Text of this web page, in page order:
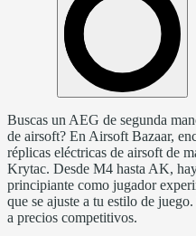
Buscas un AEG de segunda
de airsoft? En Airsoft Bazaar,
réplicas eléctricas de airsoft de
Krytac. Desde M4 hasta AK,
principiante como jugador
que se ajuste a tu estilo de
a precios competitivos.